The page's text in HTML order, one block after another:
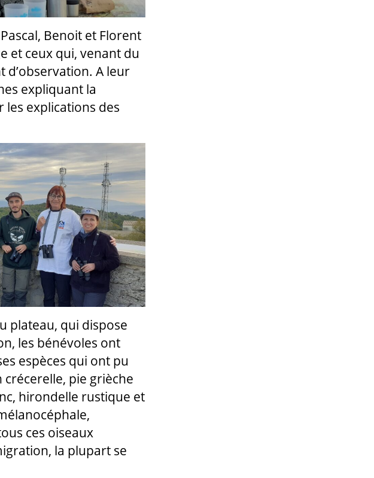
Benoit et Florent
et ceux qui, venant du
d’observation. A leur
expliquant la
explications des
plateau, qui dispose
les bénévoles ont
espèces qui ont pu
pie grièche
hirondelle rustique et
ces oiseaux
la plupart se